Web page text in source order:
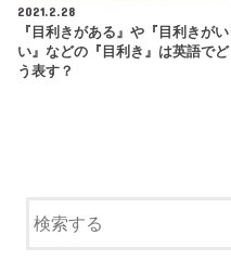
2021.2.28
『目利きがある』や『目利きがい
い』などの『目利き』は英語でど
う表す？